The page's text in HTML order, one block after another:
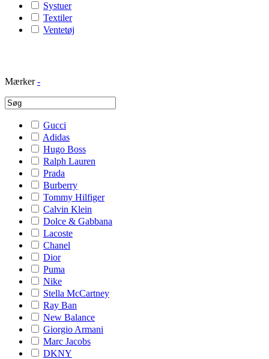
Systuer
Textiler
Ventetøj
Mærker -
Gucci
Adidas
Hugo Boss
Ralph Lauren
Prada
Burberry
Tommy Hilfiger
Calvin Klein
Dolce & Gabbana
Lacoste
Chanel
Dior
Puma
Nike
Stella McCartney
Ray Ban
New Balance
Giorgio Armani
Marc Jacobs
DKNY